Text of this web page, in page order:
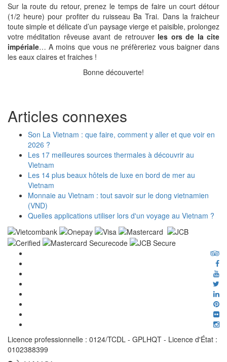
Sur la route du retour, prenez le temps de faire un court détour
(1/2 heure) pour profiter du ruisseau Ba Trai. Dans la fraicheur
toute simple et délicate d’un paysage vierge et paisible, prolongez
votre méditation rêveuse avant de retrouver les ors de la cite
impériale… A moins que vous ne préfèreriez vous baigner dans
les eaux claires et fraiches !
Bonne découverte!
Articles connexes
Son La Vietnam : que faire, comment y aller et que voir en
2026 ?
Les 17 meilleures sources thermales à découvrir au
Vietnam
Les 14 plus beaux hôtels de luxe en bord de mer au
Vietnam
Monnaie au Vietnam : tout savoir sur le dong vietnamien
(VND)
Quelles applications utiliser lors d'un voyage au Vietnam ?
Licence professionnelle : 0124/TCDL - GPLHQT - Licence d'État :
0102388399